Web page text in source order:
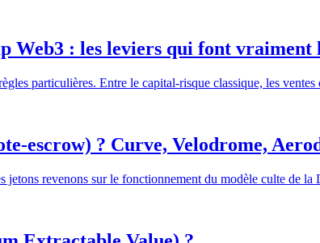
Web3 : les leviers qui font vraiment
particulières. Entre le capital-risque classique, les ventes
escrow) ? Curve, Velodrome,
revenons sur le fonctionnement du modèle culte de la